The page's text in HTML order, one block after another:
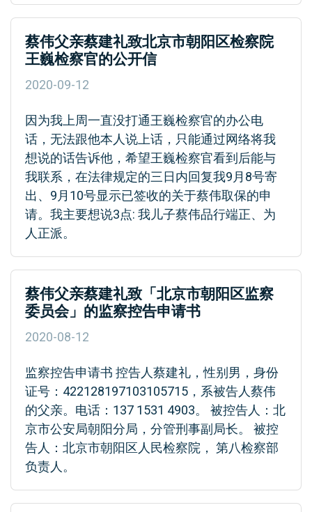
蔡伟父亲蔡建礼致北京市朝阳区检察院
王巍检察官的公开信
2020-09-12
因为我上周一直没打通王巍检察官的办公电
话，无法跟他本人说上话，只能通过网络将我
想说的话告诉他，希望王巍检察官看到后能与
我联系，在法律规定的三日内回复我9月8号寄
出、9月10号显示已签收的关于蔡伟取保的申
请。我主要想说3点: 我儿子蔡伟品行端正、为
人正派。
蔡伟父亲蔡建礼致「北京市朝阳区监察
委员会」的监察控告申请书
2020-08-12
监察控告申请书 控告人蔡建礼，性别男，身份
证号：422128197103105715，系被告人蔡伟
的父亲。电话：137 1531 4903。 被控告人：北
京市公安局朝阳分局，分管刑事副局长。 被控
告人：北京市朝阳区人民检察院， 第八检察部
负责人。